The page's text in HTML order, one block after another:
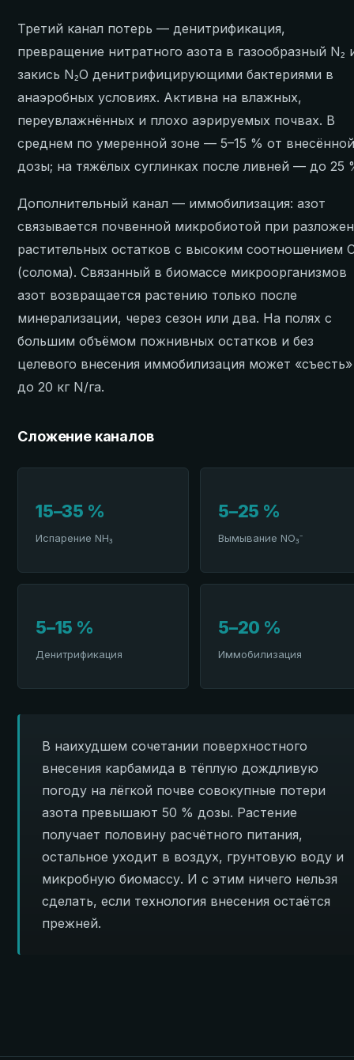
Третий канал потерь — денитрификация,
превращение нитратного азота в газообразный N₂
закись N₂O денитрифицирующими бактериями в
анаэробных условиях. Активна на влажных,
переувлажнённых и плохо аэрируемых почвах. В
среднем по умеренной зоне — 5–15 % от
дозы; на тяжёлых суглинках после ливней — до 25
Дополнительный канал — иммобилизация: азот
связывается почвенной микробиотой при
растительных остатков с высоким соотношением
(солома). Связанный в биомассе микроорганизмов
азот возвращается растению только после
минерализации, через сезон или два. На полях с
большим объёмом пожнивных остатков и без
целевого внесения иммобилизация может «съесть»
до 20 кг N/га.
Сложение каналов
15–35 %
Испарение NH₃
5–25 %
Вымывание NO₃⁻
5–15 %
Денитрификация
5–20 %
Иммобилизация
В наихудшем сочетании поверхностного
внесения карбамида в тёплую дождливую
погоду на лёгкой почве совокупные потери
азота превышают 50 % дозы. Растение
получает половину расчётного питания,
остальное уходит в воздух, грунтовую воду и
микробную биомассу. И с этим ничего нельзя
сделать, если технология внесения остаётся
прежней.